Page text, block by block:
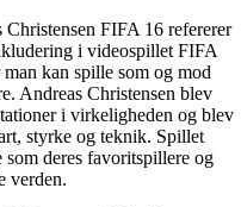
FIFA 16 refererer
i videospillet FIFA
kan spille som og mod
Andreas Christensen blev
i virkeligheden og blev
styrke og teknik. Spillet
deres favoritspillere og
verden.